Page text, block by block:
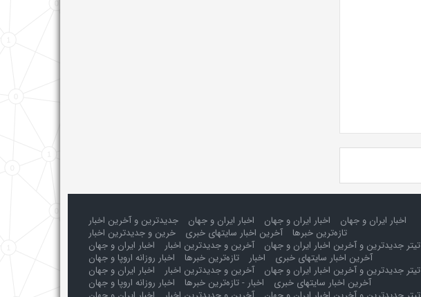
اخبار ایران و جهان اخبار ایران و جهان اخبار ایران و جهان
جدیدترین و آخرین اخبار
تازه‌ترین خبرها
آخرین اخبار سایتهای خبری
خرین و جدیدترین اخبار
تیتر جدیدترین و آخرین اخبار ایران و جهان
آخرین و جدیدترین اخبار
اخبار ایران و جهان
آخرین اخبار سایتهای خبری
اخبار تازه‌ترین خبرها
اخبار روزانه اروپا و جهان
تیتر جدیدترین و آخرین اخبار ایران و جهان
آخرین و جدیدترین اخبار
اخبار ایران و جهان
آخرین اخبار سایتهای خبری
اخبار - تازه‌ترین خبرها
اخبار روزانه اروپا و جهان